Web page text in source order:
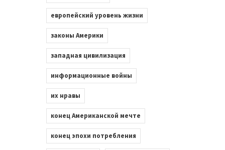
европейский уровень жизни
законы Америки
западная цивилизация
информационные войны
их нравы
конец Американской мечте
конец эпохи потребления